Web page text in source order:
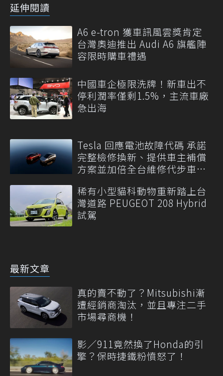
延伸閱讀
A6 e-tron 獲車訊風雲獎肯定
台灣奧迪推出 Audi A6 旗艦陣
容限時購車禮遇
中國車企極限洗牌！新車出不
停利潤率僅剩1.5%，主流車廠
急出海
Tesla 回應電池故障代碼 承諾
完整檢修換新、提供車主補償
方案並加倍全台維修代步車數
稀有小型貓科動物重新踏上台
灣道路 PEUGEOT 208 Hybrid
試駕
最新文章
真的賣不動了？Mitsubishi漸
遭經銷商淘汰，並且專注二手
市場尋商機！
影／911竟然換了Honda的引
擎？保時捷鐵粉憤怒了！